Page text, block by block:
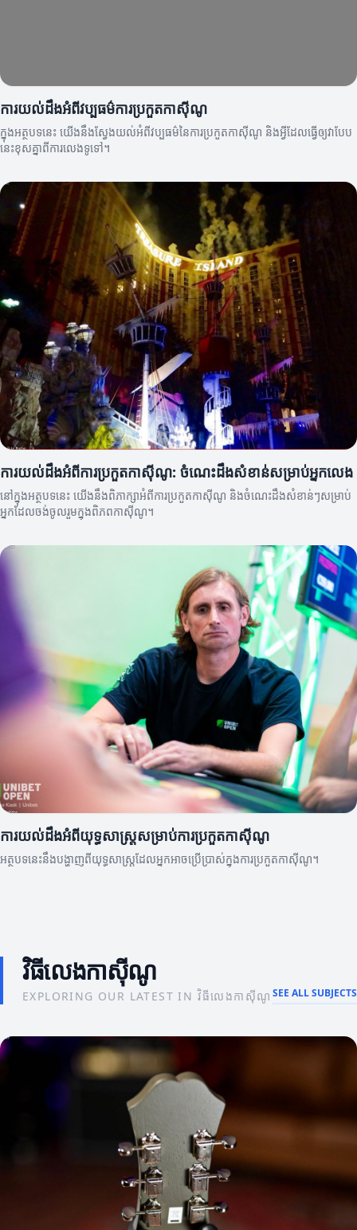
ការយល់ដឹងអំពីវប្បធម៌ការប្រកួតកាស៊ីណូ
ក្នុងអត្ថបទនេះ យើងនឹងស្វែងយល់អំពីវប្បធម៌នៃការប្រកួតកាស៊ីណូ និងអ្វីដែលធ្វើឲ្យវាបែប
នេះខុសគ្នាពីការលេងទូទៅ។
ការយល់ដឹងអំពីការប្រកួតកាស៊ីណូ: ចំណេះដឹងសំខាន់សម្រាប់អ្នកលេង
នៅក្នុងអត្ថបទនេះ យើងនឹងពិភាក្សាអំពីការប្រកួតកាស៊ីណូ និងចំណេះដឹងសំខាន់ៗសម្រាប់
អ្នកដែលចង់ចូលរួមក្នុងពិភពកាស៊ីណូ។
ការយល់ដឹងអំពីយុទ្ធសាស្រ្តសម្រាប់ការប្រកួតកាស៊ីណូ
អត្ថបទនេះនឹងបង្ហាញពីយុទ្ធសាស្រ្តដែលអ្នកអាចប្រើប្រាស់ក្នុងការប្រកួតកាស៊ីណូ។
វិធីលេងកាស៊ីណូ
EXPLORING OUR LATEST IN វិធីលេងកាស៊ីណូ SEE ALL SUBJECTS